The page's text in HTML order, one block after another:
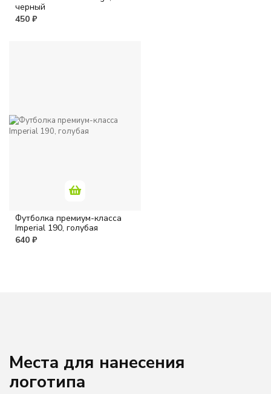
черный
450 ₽
Футболка премиум-класса
Imperial 190, голубая
640 ₽
Места для нанесения
логотипа